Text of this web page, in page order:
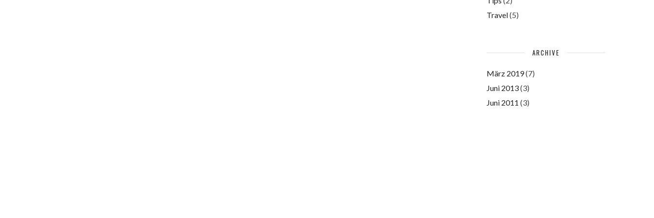
Travel(5)
ARCHIVE
März 2019(7)
Juni 2013(3)
Juni 2011 (3)